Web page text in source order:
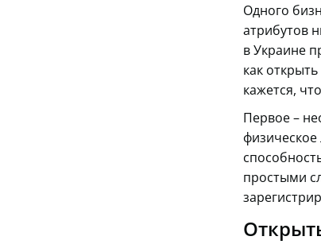
Одного
атрибутов
в Украине
как
кажется,
Первое –
простыми